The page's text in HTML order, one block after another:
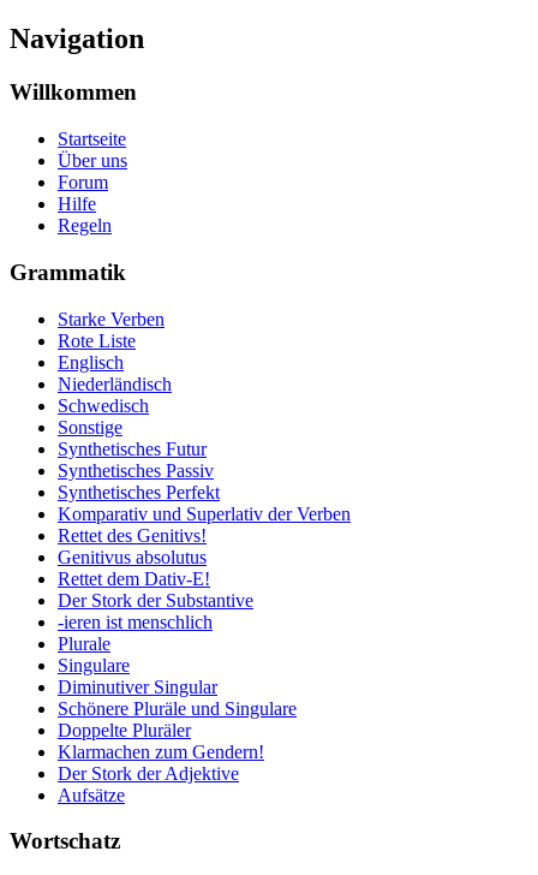
Navigation
Willkommen
Startseite
Über uns
Forum
Hilfe
Regeln
Grammatik
Starke Verben
Rote Liste
Englisch
Niederländisch
Schwedisch
Sonstige
Synthetisches Futur
Synthetisches Passiv
Synthetisches Perfekt
Komparativ und Superlativ der Verben
Rettet des Genitivs!
Genitivus absolutus
Rettet dem Dativ-E!
Der Stork der Substantive
-ieren ist menschlich
Plurale
Singulare
Diminutiver Singular
Schönere Pluräle und Singulare
Doppelte Pluräler
Klarmachen zum Gendern!
Der Stork der Adjektive
Aufsätze
Wortschatz